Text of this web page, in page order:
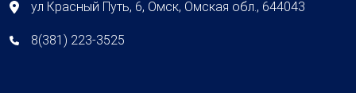
ул Красный Путь, 6, Омск, Омская обл., 644043
8(381) 223-3525